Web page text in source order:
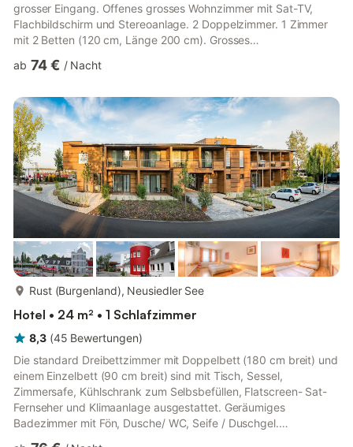
grosser Eingang. Offenes grosses Wohnzimmer mit Sat-TV,
Flachbildschirm und Stereoanlage. 2 Doppelzimmer. 1 Zimmer
mit 2 Betten (120 cm, Länge 200 cm). Grosses
offene Küche (4 Kochplatten, Backofen, Geschirrspüler,
Bad/Dusche, sep. WC. Parkettboden, Natursteinboden. Sicht
auf die Landschaft. Zur Verfügung: Kinderhochstuhl, Babybett.
Internet (WLAN, gratis). Bitte beach...
ab 74 € / Nacht
Rust (Burgenland), Neusiedler See
Hotel • 24 m² • 1 Schlafzimmer
8,3 (45 Bewertungen)
Die standard Dreibettzimmer mit Doppelbett (180 cm breit) und
einem Einzelbett (90 cm breit) sind mit Tisch, Sessel,
Zimmersafe, Kühlschrank zum Selbsbefüllen, Flatscreen- Sat-
Fernseher und Klimaanlage ausgestattet. Geräumiges
Badezimmer mit Fön, Dusche/ WC, Seife / Duschgel.